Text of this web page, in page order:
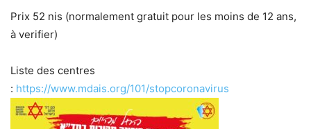
Prix 52 nis (normalement gratuit pour les moins de 12 ans,
à verifier)
Liste des centres
: https://www.mdais.org/101/stopcoronavirus